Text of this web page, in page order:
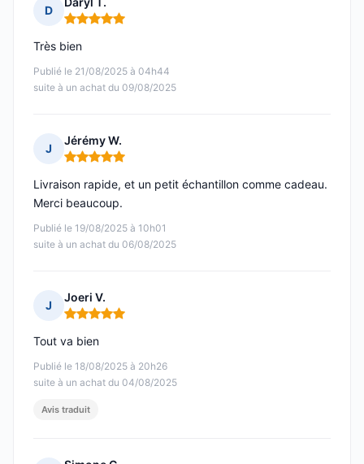
D
Note : 5 sur 5
Publié le 21/08/2025 à 04h44
suite à un achat du 09/08/2025
Très bien
J
Jérémy W.
Note : 5 sur 5
Publié le 19/08/2025 à 10h01
suite à un achat du 06/08/2025
Livraison rapide, et un petit échantillon comme cadeau.
Merci beaucoup.
J
Joeri V.
Note : 5 sur 5
Publié le 18/08/2025 à 20h26
suite à un achat du 04/08/2025
Tout va bien
Avis traduit